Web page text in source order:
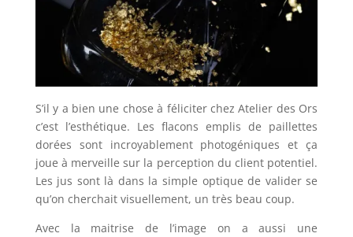
S’il y a bien une chose à féliciter chez Atelier des Ors
c’est l’esthétique. Les flacons emplis de paillettes
dorées sont incroyablement photogéniques et ça
joue à merveille sur la perception du client potentiel.
Les jus sont là dans la simple optique de valider se
qu’on cherchait visuellement, un très beau coup.
Avec la maitrise de l’image on a aussi une